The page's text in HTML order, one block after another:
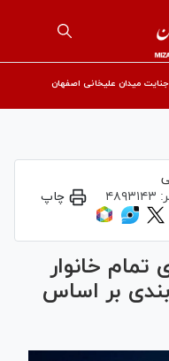
میدان علیخانی اصفهان
۴۸۹۳۱۴۳ چاپ
در ۱۴۰۵ برای تمام خانوار
بر اساس